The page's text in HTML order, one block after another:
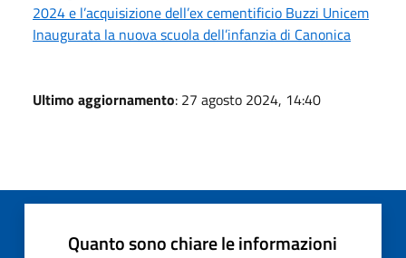
2024 e l’acquisizione dell’ex cementificio Buzzi Unicem
Inaugurata la nuova scuola dell’infanzia di Canonica
Ultimo aggiornamento: 27 agosto 2024, 14:40
Quanto sono chiare le informazioni